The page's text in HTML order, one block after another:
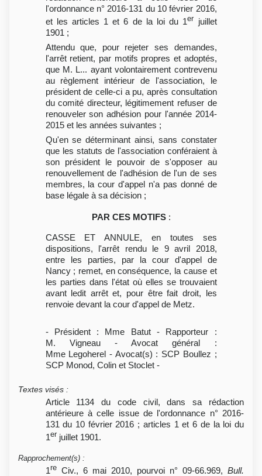
l'ordonnance n° 2016-131 du 10 février 2016,
et les articles 1 et 6 de la loi du 1er
juillet
1901 ;
Attendu que, pour rejeter ses demandes,
l'arrêt retient, par motifs propres et adoptés,
que M. L... ayant volontairement contrevenu
au règlement intérieur de l'association, le
président de celle-ci a pu, après consultation
du comité directeur, légitimement refuser de
renouveler son adhésion pour l'année 2014-
2015 et les années suivantes ;
Qu'en se déterminant ainsi, sans constater
que les statuts de l'association conféraient à
son président le pouvoir de s'opposer au
renouvellement de l'adhésion de l'un de ses
membres, la cour d'appel n'a pas donné de
base légale à sa décision ;
PAR CES MOTIFS:
CASSE ET ANNULE, en toutes ses
dispositions, l'arrêt rendu le 9 avril 2018,
entre les parties, par la cour d'appel de
Nancy ; remet, en conséquence, la cause et
les parties dans l'état où elles se trouvaient
avant ledit arrêt et, pour être fait droit, les
renvoie devant la cour d'appel de Metz.
- Président : Mme Batut - Rapporteur :
M. Vigneau - Avocat général :
Mme Legoherel - Avocat(s) : SCP Boullez ;
SCP Monod, Colin et Stoclet -
Textes visés :
Article 1134 du code civil, dans sa rédaction
antérieure à celle issue de l'ordonnance n° 2016-
131 du 10 février 2016 ; articles 1 et 6 de la loi du
1er juillet 1901.
Rapprochement(s) :
1reCiv., 6 mai 2010, pourvoi n° 09-66.969, Bull.